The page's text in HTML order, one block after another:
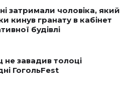
затримали чоловіка, який
кинув гранату в кабінет
будівлі
не завадив толоці
ГогольFest